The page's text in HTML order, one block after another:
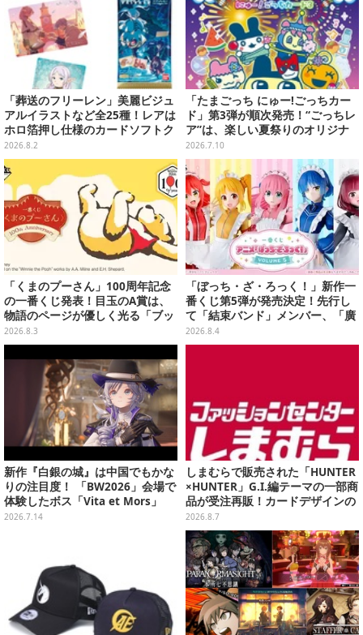
「葬送のフリーレン」美麗ビジュ
アルイラストなど全25種！レアは
ホロ箔押し仕様のカードソフトク
ッキー
2026.8.2
「たまごっち にゅー!ごっちカー
ド」第3弾が順次発売！“ごっちレ
ア”は、楽しい夏祭りのオリジナ
ルアートに
2026.7.10
「くまのプーさん」100周年記念
の一番くじ発表！目玉のA賞は、
物語のページが優しく光る「ブッ
クシェイプドライト」
2026.8.3
「ぼっち・ざ・ろっく！」新作一
番くじ第5弾が発売決定！先行し
て「結束バンド」メンバー、「廣
井きくり」のメイド衣装フィギュ
アを公開
2026.8.4
新作『白銀の城』は中国でもかな
りの注目度！ 「BW2026」会場で
体験したボス「Vita et Mors」
「シンデレラ」戦をお届けーパリ
2026.7.14
しまむらで販売された「HUNTER
×HUNTER」G.I.編テーマの一部商
品が受注再販！カードデザインの
キーホルダーや、キルアたちのセ
リフ付ソックスなど
2026.8.7